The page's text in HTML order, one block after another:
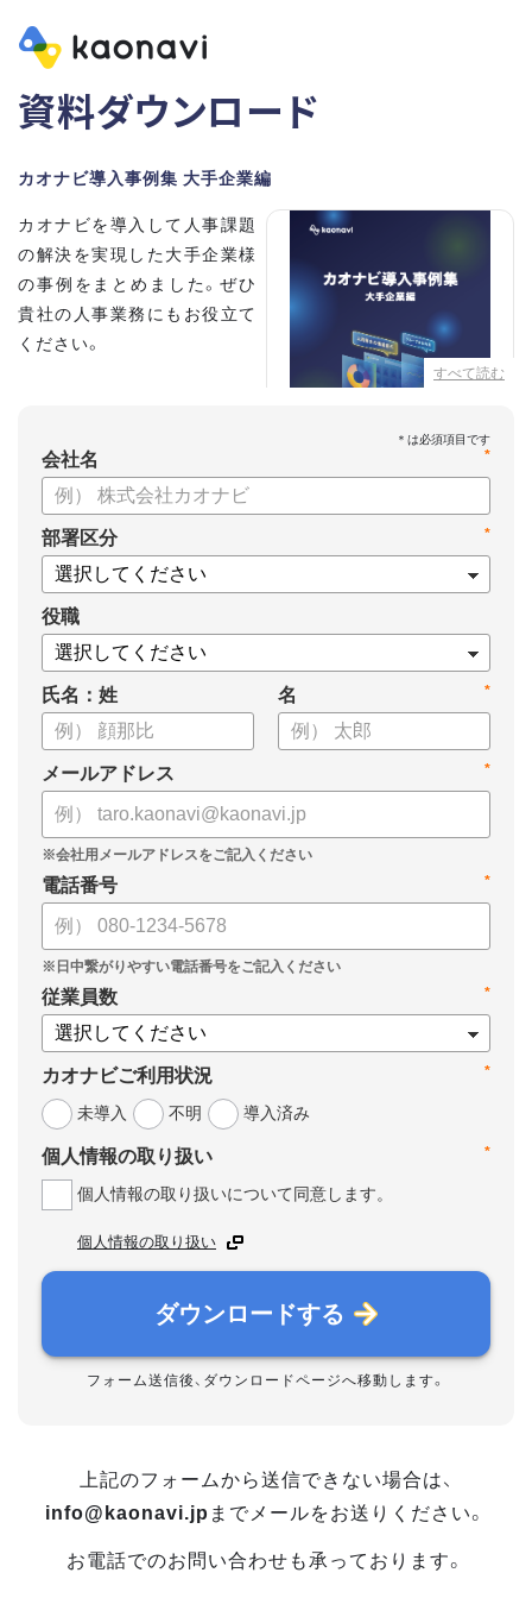
資料ダウンロード
カオナビ導入事例集 大手企業編
すべて読む
カオナビを導入して人事課題
の解決を実現した大手企業様
の事例をまとめました。ぜひ
貴社の人事業務にもお役立て
ください。
・本田技研工業株式会社
・沖電気工業株式会社
・三菱UFJニコス株式会社
・SOMPOひまわり生命保険株式会社
・スミセイ情報システム株式会社
*
会社名
*
部署区分
役職
氏名：姓 *
名
*
メールアドレス
*
電話番号
*
従業員数
*
カオナビご利用状況
未導入
不明 導入済み
*
個人情報の取り扱い
個人情報の取り扱いについて同意します。
個人情報の取り扱い
ダウンロードする
フォーム送信後、ダウンロードページへ移動します。
上記のフォームから送信できない場合は、
info@kaonavi.jp までメールをお送りください。
お電話でのお問い合わせも承っております。